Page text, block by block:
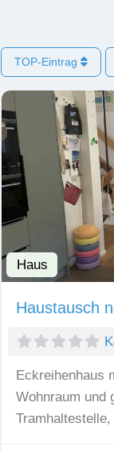
TOP-Eintrag
Haus
Haustausch
Eckreihenhaus
Wohnraum und